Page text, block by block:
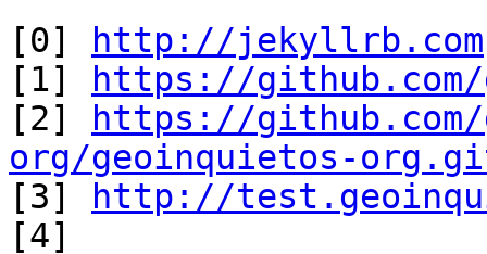
[0]
http://jekyllrb.com
[1]
https://
[2]
https://
org/geoinquietos-
[3]
http://